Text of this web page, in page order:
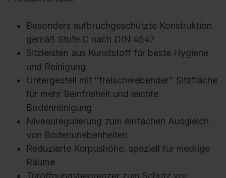
Besonders aufbruchgeschützte Konstruktion
gemäß Stufe C nach DIN 4547
Sitzleisten aus Kunststoff für beste Hygiene
und Reinigung
Untergestell mit "freischwebender" Sitzfläche
für mehr Beinfreiheit und leichte
Bodenreinigung
Niveauregulierung zum einfachen Ausgleich
von Bodenunebenheiten
Reduzierte Korpushöhe, speziell für niedrige
Räume
Türöffnungsbegrenzer zum Schutz vor